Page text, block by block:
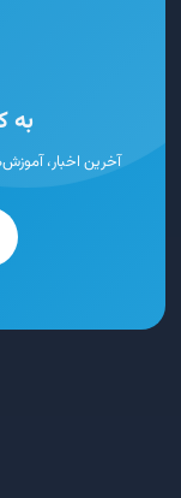
به
آخرین اخبار،